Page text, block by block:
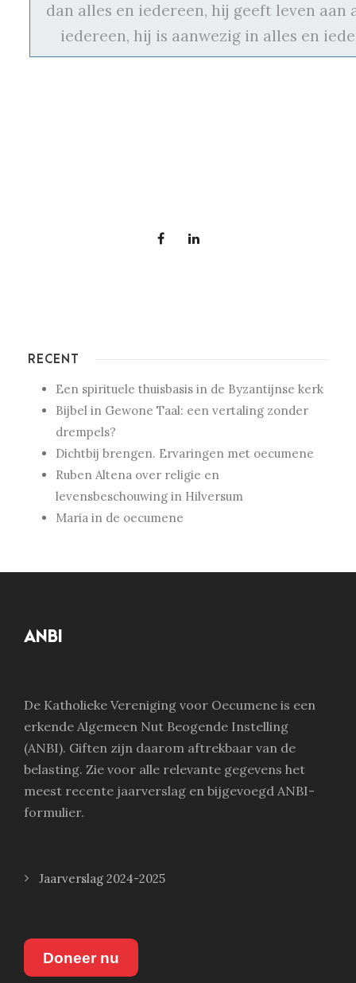
dan alles en iedereen, hij geeft leven aan
iedereen, hij is aanwezig in alles en
RECENT
Een spirituele thuisbasis in de Byzantijnse kerk
Bijbel in Gewone Taal: een vertaling zonder
drempels?
Dichtbij brengen. Ervaringen met oecumene
Ruben Altena over religie en
levensbeschouwing in Hilversum
Maria in de oecumene
ANBI
De Katholieke Vereniging voor Oecumene is een
erkende Algemeen Nut Beogende Instelling
(ANBI). Giften zijn daarom aftrekbaar van de
belasting. Zie voor alle relevante gegevens het
meest recente jaarverslag en bijgevoegd ANBI-
formulier.
Jaarverslag 2024-2025
Doneer nu